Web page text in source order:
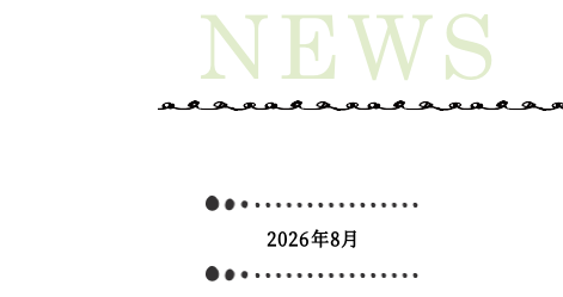
2026年8月